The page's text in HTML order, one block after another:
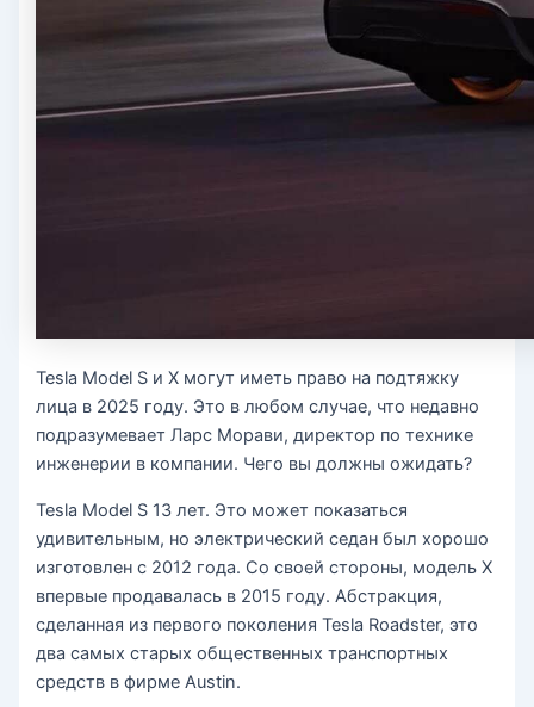
Tesla Model S и X могут иметь право на подтяжку
лица в 2025 году. Это в любом случае, что недавно
подразумевает Ларс Морави, директор по технике
инженерии в компании. Чего вы должны ожидать?
Tesla Model S 13 лет. Это может показаться
удивительным, но электрический седан был хорошо
изготовлен с 2012 года. Со своей стороны, модель X
впервые продавалась в 2015 году. Абстракция,
сделанная из первого поколения Tesla Roadster, это
два самых старых общественных транспортных
средств в фирме Austin.